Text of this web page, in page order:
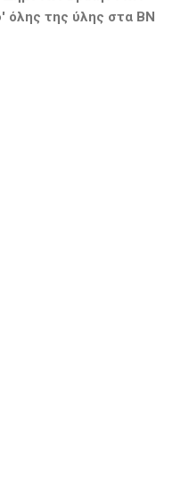
όλης της ύλης στα ΒΝ